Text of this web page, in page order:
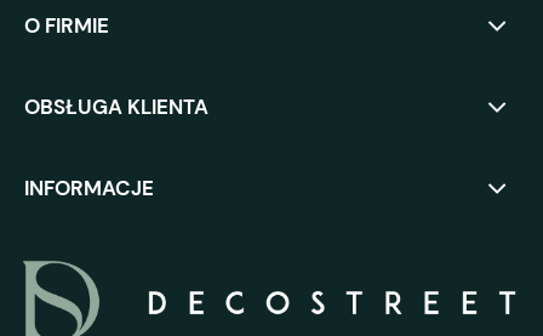
O FIRMIE
OBSŁUGA KLIENTA
INFORMACJE